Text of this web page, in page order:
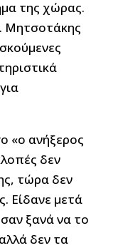
της χώρας.
Μητσοτάκης
«ο ανήξερος
δεν
τώρα δεν
Είδανε μετά
ξανά να το
δεν τα